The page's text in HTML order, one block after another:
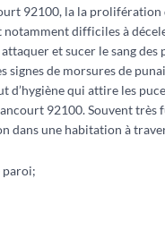
92100, la la prolifération
difficiles à
et sucer le sang
signes de morsures de
d’hygiène qui attire les
92100. Souvent
dans une habitation à
paroi;